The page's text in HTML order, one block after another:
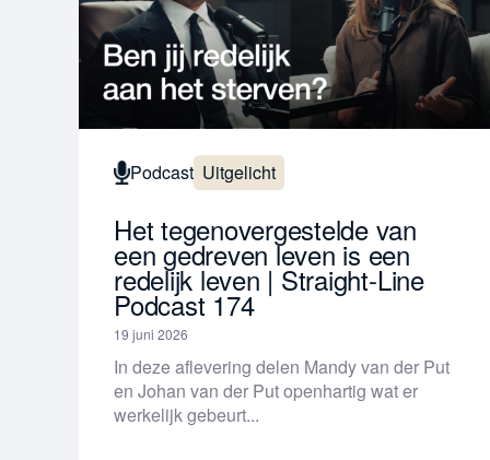
Podcast Uitgelicht
Het tegenovergestelde van
een gedreven leven is een
redelijk leven | Straight-Line
Podcast 174
19 juni 2026
In deze aflevering delen Mandy van der Put
en Johan van der Put openhartig wat er
werkelijk gebeurt...